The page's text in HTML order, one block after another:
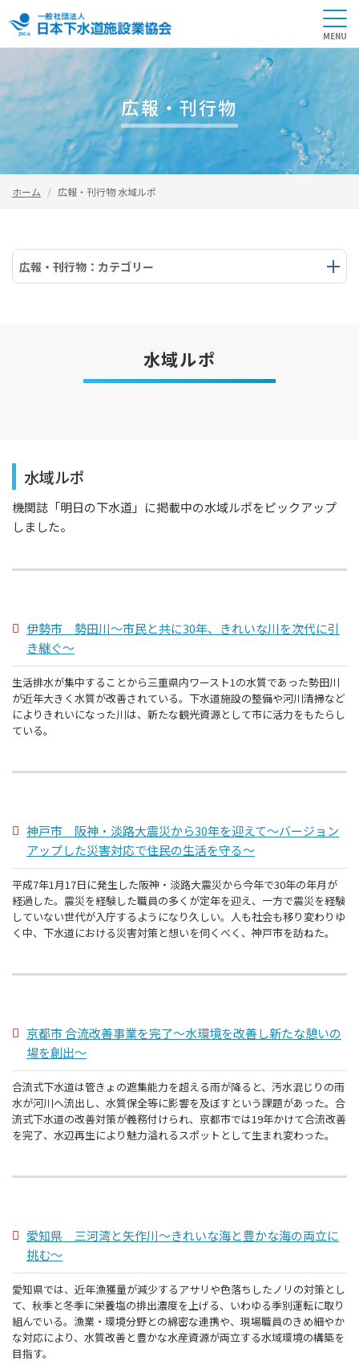
広報・刊行物
ホーム 広報・刊行物 水域ルポ
広報・刊行物：カテゴリー
水域ルポ
水域ルポ
機関誌「明日の下水道」に掲載中の水域ルポをピックアップ
しました。
伊勢市 勢田川～市民と共に30年、きれいな川を次代に引
き継ぐ～
生活排水が集中することから三重県内ワースト1の水質であった勢田川
が近年大きく水質が改善されている。下水道施設の整備や河川清掃など
によりきれいになった川は、新たな観光資源として市に活力をもたらし
ている。
神戸市 阪神・淡路大震災から30年を迎えて～バージョン
アップした災害対応で住民の生活を守る～
平成7年1月17日に発生した阪神・淡路大震災から今年で30年の年月が
経過した。震災を経験した職員の多くが定年を迎え、一方で震災を経験
していない世代が入庁するようになり久しい。人も社会も移り変わりゆ
く中、下水道における災害対策と想いを伺くべく、神戸市を訪ねた。
京都市 合流改善事業を完了～水環境を改善し新たな憩いの
場を創出～
合流式下水道は管きょの遮集能力を超える雨が降ると、汚水混じりの雨
水が河川へ流出し、水質保全等に影響を及ぼすという課題があった。合
流式下水道の改善対策が義務付けられ、京都市では19年かけて合流改善
を完了、水辺再生により魅力溢れるスポットとして生まれ変わった。
愛知県 三河湾と矢作川～きれいな海と豊かな海の両立に
挑む～
愛知県では、近年漁獲量が減少するアサリや色落ちしたノリの対策とし
て、秋季と冬季に栄養塩の排出濃度を上げる、いわゆる季別運転に取り
組んでいる。漁業・環境分野との綿密な連携や、現場職員のきめ細やか
な対応により、水質改善と豊かな水産資源が両立する水域環境の構築を
目指す。